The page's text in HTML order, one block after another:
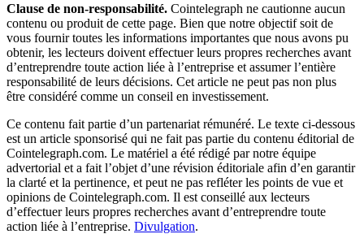
Clause de non-responsabilité. Cointelegraph ne cautionne aucun
contenu ou produit de cette page. Bien que notre objectif soit de
vous fournir toutes les informations importantes que nous avons pu
obtenir, les lecteurs doivent effectuer leurs propres recherches avant
d’entreprendre toute action liée à l’entreprise et assumer l’entière
responsabilité de leurs décisions. Cet article ne peut pas non plus
être considéré comme un conseil en investissement.
Ce contenu fait partie d’un partenariat rémunéré. Le texte ci-dessous
est un article sponsorisé qui ne fait pas partie du contenu éditorial de
Cointelegraph.com. Le matériel a été rédigé par notre équipe
advertorial et a fait l’objet d’une révision éditoriale afin d’en garantir
la clarté et la pertinence, et peut ne pas refléter les points de vue et
opinions de Cointelegraph.com. Il est conseillé aux lecteurs
d’effectuer leurs propres recherches avant d’entreprendre toute
action liée à l’entreprise. Divulgation.